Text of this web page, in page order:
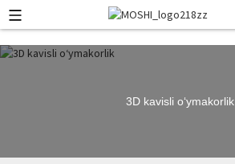
3D kavisli oʻymakorlik